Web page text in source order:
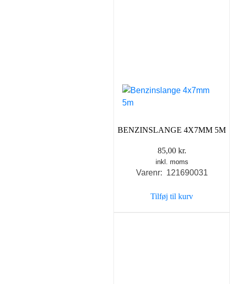
BENZINSLANGE 4X7MM 5M
85,00 kr.
inkl. moms
Varenr: 121690031
Tilføj til kurv